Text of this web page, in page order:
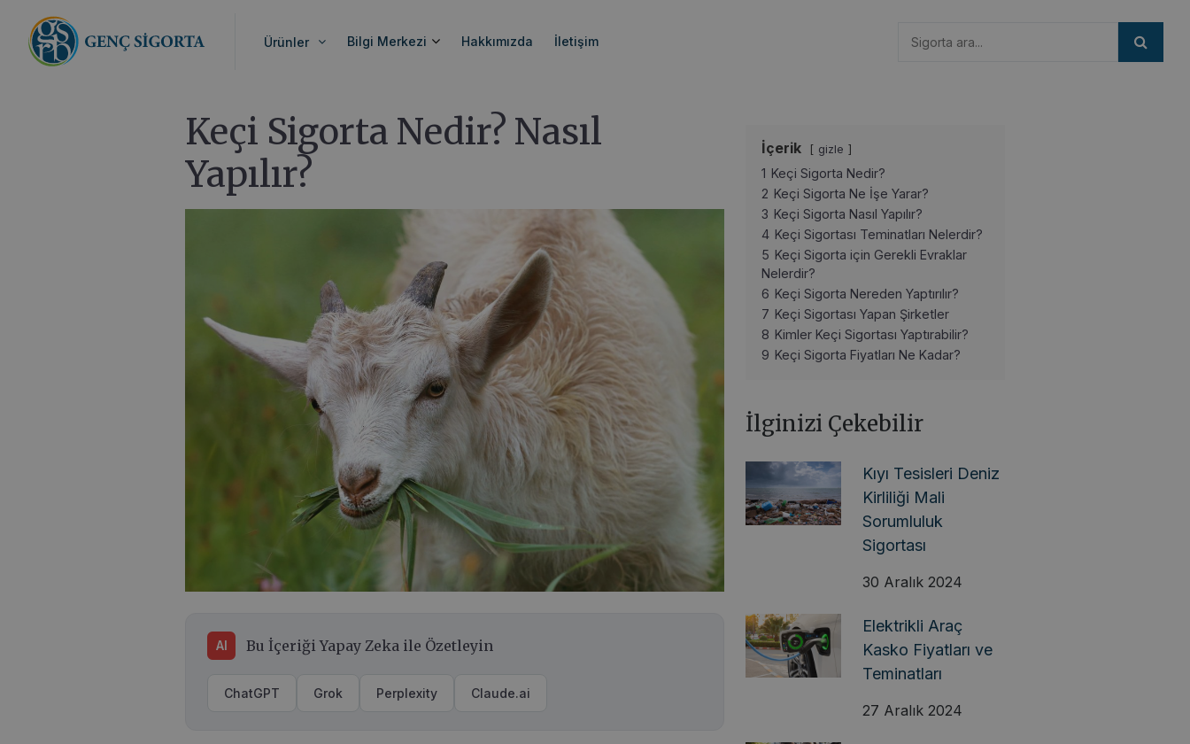
Ürünler Bilgi Merkezi Hakkımızda İletişim
Anasayfa>Blog Keçi Sigorta Nedir? Nasıl Yapılır?
İçerik gizle
1 Keçi Sigorta Nedir?
2 Keçi Sigorta Ne İşe Yarar?
3 Keçi Sigorta Nasıl Yapılır?
4 Keçi Sigortası Teminatları Nelerdir?
5 Keçi Sigorta için Gerekli Evraklar
Nelerdir?
6 Keçi Sigorta Nereden Yaptırılır?
7 Keçi Sigortası Yapan Şirketler
8 Kimler Keçi Sigortası Yaptırabilir?
9 Keçi Sigorta Fiyatları Ne Kadar?
İlginizi Çekebilir
Kıyı Tesisleri Deniz
Kirliliği Mali
Sorumluluk
Sigortası
30 Aralık 2024
Elektrikli Araç
Kasko Fiyatları ve
Teminatları
27 Aralık 2024
Keçi Sigorta Nedir? Nasıl
Yapılır?
AI Bu İçeriği Yapay Zeka ile Özetleyin
ChatGPT Grok Perplexity Claude.ai